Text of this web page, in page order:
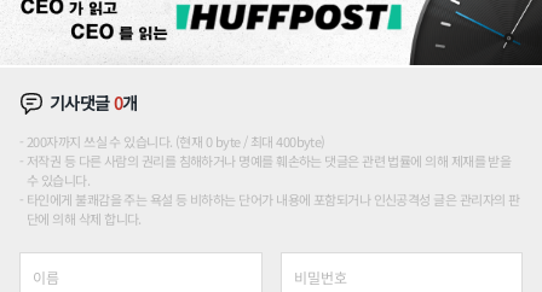
기사댓글0개
200자까지 쓰실 수 있습니다. (현재 0 byte / 최대 400byte)
저작권 등 다른 사람의 권리를 침해하거나 명예를 훼손하는 댓글은 관련 법률에 의해 제재를 받을
수 있습니다.
타인에게 불쾌감을 주는 욕설 등 비하하는 단어가 내용에 포함되거나 인신공격성 글은 관리자의 판
단에 의해 삭제 합니다.